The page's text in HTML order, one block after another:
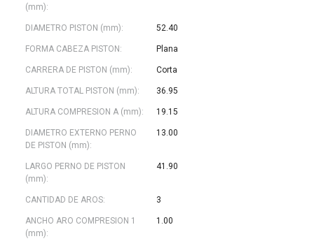
(mm):
DIAMETRO PISTON (mm): 52.40
FORMA CABEZA PISTON: Plana
CARRERA DE PISTON (mm): Corta
ALTURA TOTAL PISTON (mm): 36.95
ALTURA COMPRESION A (mm): 19.15
DIAMETRO EXTERNO PERNO
DE PISTON (mm):
13.00
LARGO PERNO DE PISTON
(mm):
41.90
CANTIDAD DE AROS: 3
ANCHO ARO COMPRESION 1
(mm):
1.00